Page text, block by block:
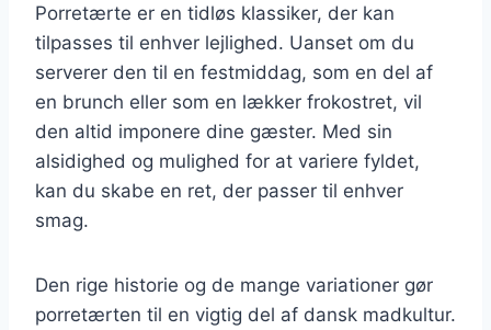
Porretærte er en tidløs klassiker, der kan
tilpasses til enhver lejlighed. Uanset om du
serverer den til en festmiddag, som en del af
en brunch eller som en lækker frokostret, vil
den altid imponere dine gæster. Med sin
alsidighed og mulighed for at variere fyldet,
kan du skabe en ret, der passer til enhver
smag.
Den rige historie og de mange variationer gør
porretærten til en vigtig del af dansk madkultur.